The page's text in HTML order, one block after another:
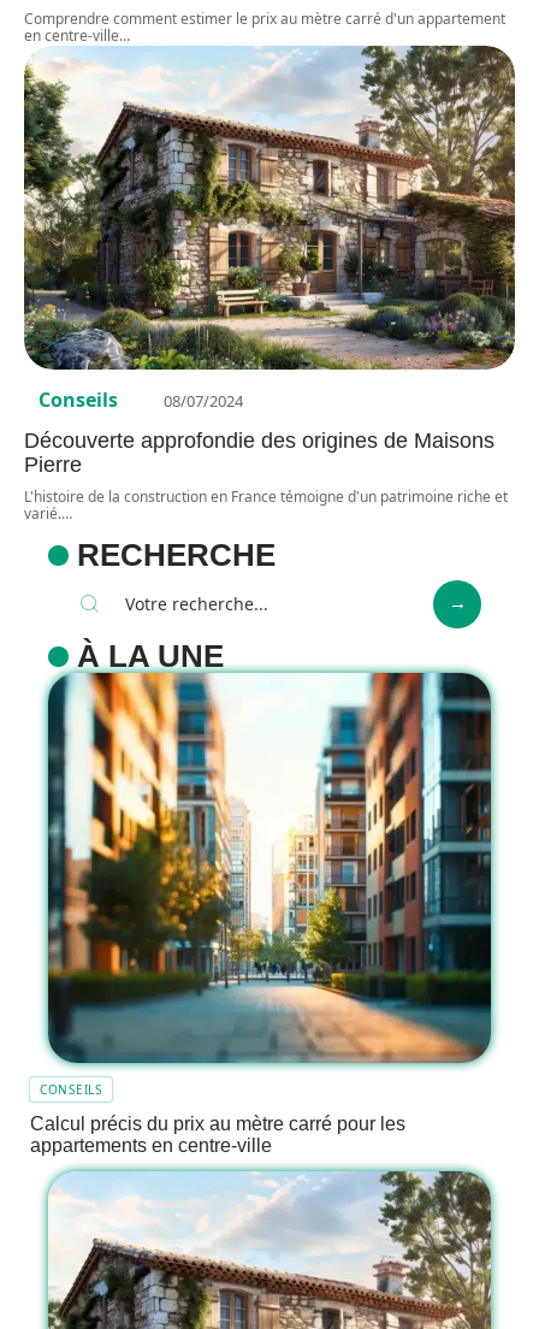
Comprendre comment estimer le prix au mètre carré d'un appartement
en centre-ville…
Conseils 08/07/2024
Découverte approfondie des origines de Maisons
Pierre
L'histoire de la construction en France témoigne d'un patrimoine riche et
varié.…
RECHERCHE
À LA UNE
CONSEILS
Calcul précis du prix au mètre carré pour les
appartements en centre-ville